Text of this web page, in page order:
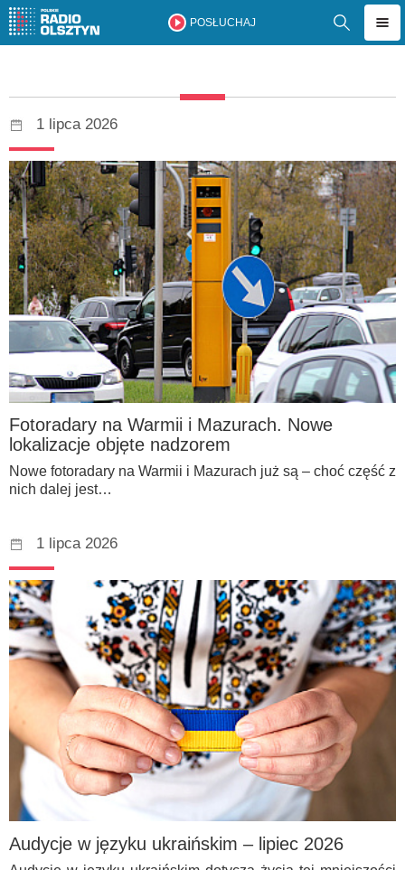
POSŁUCHAJ
1 lipca 2026
Fotoradary na Warmii i Mazurach. Nowe
lokalizacje objęte nadzorem
Nowe fotoradary na Warmii i Mazurach już są – choć część z
nich dalej jest…
1 lipca 2026
Audycje w języku ukraińskim – lipiec 2026